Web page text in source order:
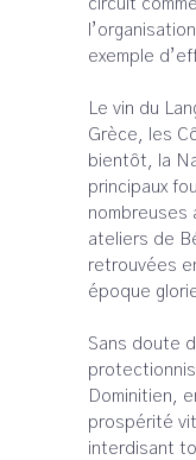
circuit
exemple
Le vin du
Grèce, les
bientôt, la
principaux
nombreuses
ateliers de
retrouvées
époque
Sans doute
Dominitien,
prospérité
interdisant